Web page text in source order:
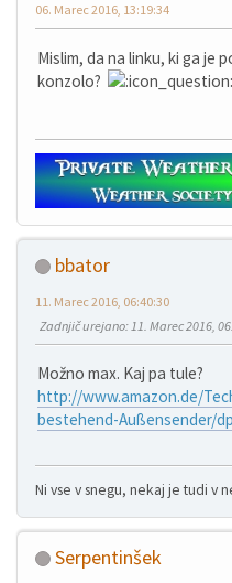
06. Marec 2016, 13:19:34
Mislim, da na linku, ki ga je
konzolo?
bbator
11. Marec 2016, 06:40:30
Zadnjič urejano: 11. Marec 2016,
Možno max. Kaj pa tule?
http://www.amazon.de/
bestehend-Außensender/
Ni vse v snegu, nekaj je tudi v
Serpentinšek